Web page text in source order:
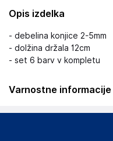
Opis izdelka
- debelina konjice 2-5mm
- dolžina držala 12cm
- set 6 barv v kompletu
Varnostne
Podatki o proizvajalcu